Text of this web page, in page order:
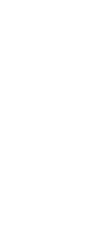
ПОДПИШИТЕСЬ